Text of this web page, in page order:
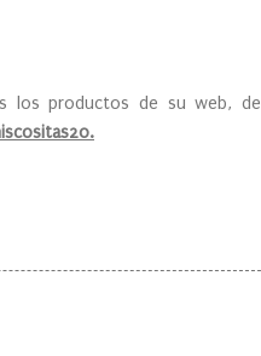
los productos de su web, de